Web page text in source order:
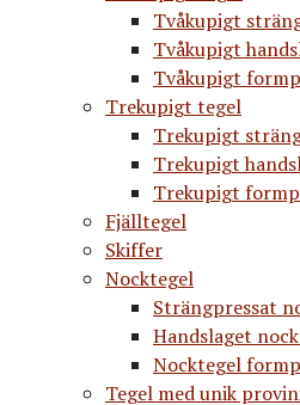
Tvåkupigt
Tvåkupigt
Tvåkupigt
Trekupigt tegel
Trekupigt
Trekupigt
Trekupigt
Fjälltegel
Skiffer
Nocktegel
Strängpressat
Handslaget
Nocktegel
Tegel med unik